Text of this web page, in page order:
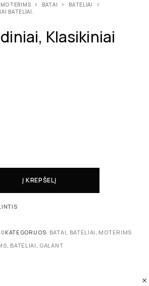
MOTERIMS BATAI
BATELIAI
BATELIAI.
Klasikiniai
Į KREPŠELĮ
KATEGORIJOS: BATAI BATELIAI MOTERIMS
BATELIAI GALANT